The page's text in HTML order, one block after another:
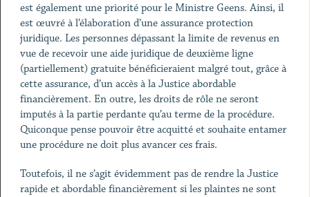
est également une priorité pour le Ministre Geens. Ainsi, il
est œuvré à l’élaboration d’une assurance protection
juridique. Les personnes dépassant la limite de revenus en
vue de recevoir une aide juridique de deuxième ligne
(partiellement) gratuite bénéficieraient malgré tout, grâce à
cette assurance, d’un accès à la Justice abordable
financièrement. En outre, les droits de rôle ne seront
imputés à la partie perdante qu’au terme de la procédure.
Quiconque pense pouvoir être acquitté et souhaite entamer
une procédure ne doit plus avancer ces frais.
Toutefois, il ne s’agit évidemment pas de rendre la Justice
rapide et abordable financièrement si les plaintes ne sont